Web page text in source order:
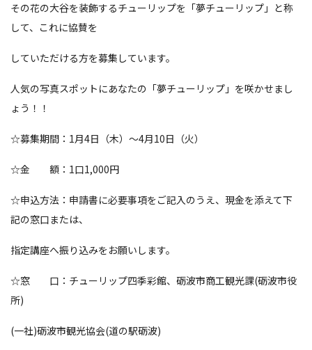
その花の大谷を装飾するチューリップを「夢チューリップ」と称
して、これに協賛を
していただける方を募集しています。
人気の写真スポットにあなたの「夢チューリップ」を咲かせまし
ょう！！
☆募集期間：1月4日（木）～4月10日（火）
☆金 額：1口1,000円
☆申込方法：申請書に必要事項をご記入のうえ、現金を添えて下
記の窓口または、
指定講座へ振り込みをお願いします。
☆窓 口：チューリップ四季彩館、砺波市商工観光課(砺波市役
所)
(一社)砺波市観光協会(道の駅砺波)